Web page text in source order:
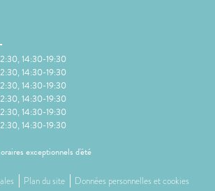
14:30-19:30
14:30-19:30
14:30-19:30
14:30-19:30
14:30-19:30
14:30-19:30
exceptionnels d'été
Plan du site Données personnelles et cookies